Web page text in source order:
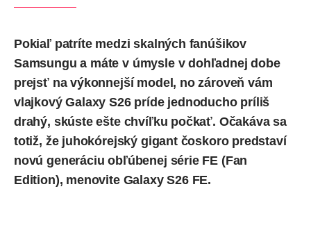
Pokiaľ patríte medzi skalných fanúšikov
Samsungu a máte v úmysle v dohľadnej dobe
prejsť na výkonnejší model, no zároveň vám
vlajkovýGalaxy S26príde jednoducho príliš
drahý, skúste ešte chvíľku počkať. Očakáva sa
totiž, že juhokórejský gigant čoskoro predstaví
novú generáciu obľúbenej série FE (Fan
Edition), menovite Galaxy S26 FE.